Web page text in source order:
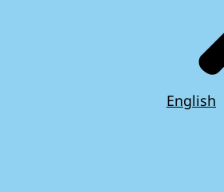
English